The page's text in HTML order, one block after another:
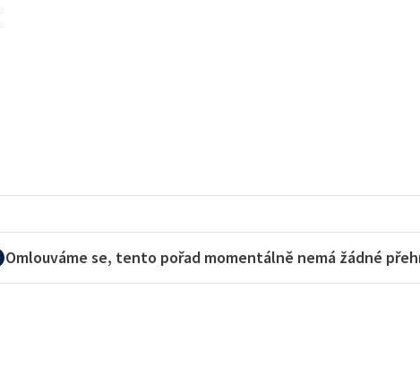
Omlouváme se, tento pořad momentálně nemá žádné